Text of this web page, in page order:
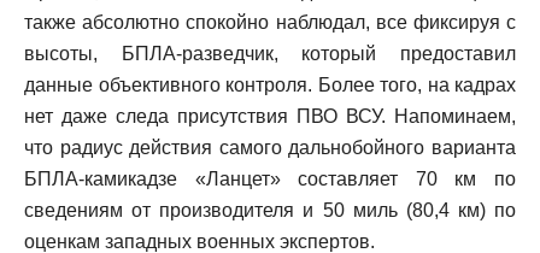
также абсолютно спокойно наблюдал, все фиксируя с
высоты, БПЛА-разведчик, который предоставил
данные объективного контроля. Более того, на кадрах
нет даже следа присутствия ПВО ВСУ. Напоминаем,
что радиус действия самого дальнобойного варианта
БПЛА-камикадзе «Ланцет» составляет 70 км по
сведениям от производителя и 50 миль (80,4 км) по
оценкам западных военных экспертов.